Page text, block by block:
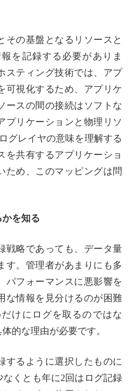
その基盤となるリソースと
を記録する必要がありま
スティング技術では、アプ
可視化するため、アプリケ
ースの間の接続はソフトな
プリケーションと物理リソ
グレイヤの意味を理解する
を共有するアプリケーショ
ため、このマッピングは問
を知る
戦略であっても、データ量
す。管理者があまりにも多
パフォーマンスに悪影響を
な情報を見分けるのが困難
けにログを取るのではな
的な理由が必要です。
するように選択したものに
くとも年に2回はログ記録